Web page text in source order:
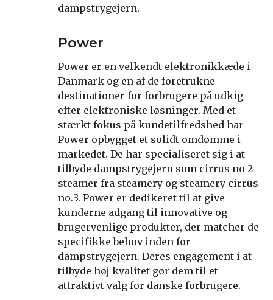
dampstrygejern.
Power
Power er en velkendt elektronikkæde i
Danmark og en af de foretrukne
destinationer for forbrugere på udkig
efter elektroniske løsninger. Med et
stærkt fokus på kundetilfredshed har
Power opbygget et solidt omdømme i
markedet. De har specialiseret sig i at
tilbyde dampstrygejern som cirrus no 2
steamer fra steamery og steamery cirrus
no.3. Power er dedikeret til at give
kunderne adgang til innovative og
brugervenlige produkter, der matcher de
specifikke behov inden for
dampstrygejern. Deres engagement i at
tilbyde høj kvalitet gør dem til et
attraktivt valg for danske forbrugere.